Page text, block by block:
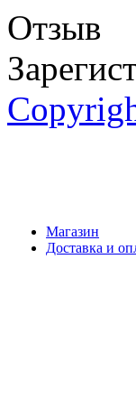
Отзыв
Магазин
Доставка и